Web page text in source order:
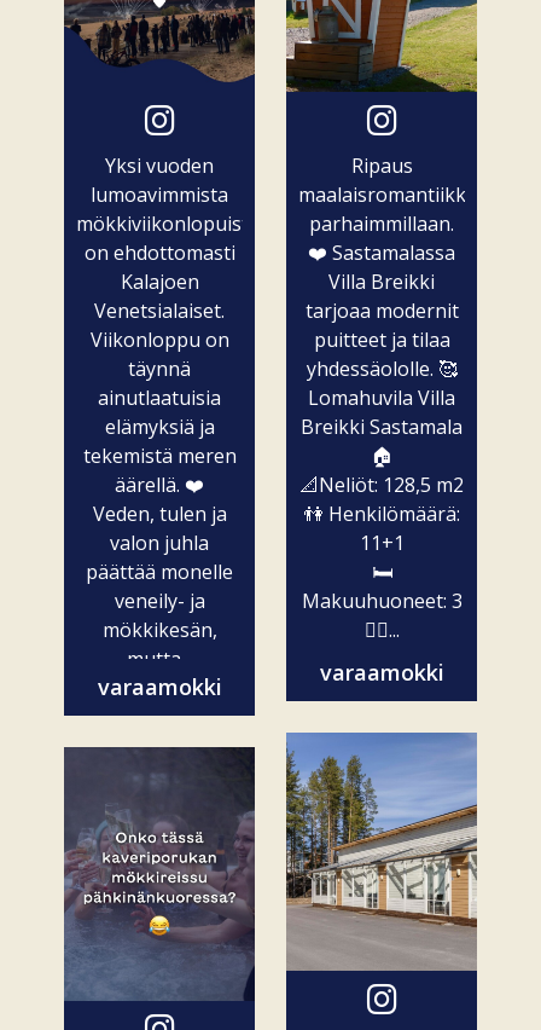
Yksi vuoden
lumoavimmista
mökkiviikonlopuista
on ehdottomasti
Kalajoen
Venetsialaiset.
Viikonloppu on
täynnä
ainutlaatuisia
elämyksiä ja
tekemistä meren
äärellä. ❤️
Veden, tulen ja
valon juhla
päättää monelle
veneily- ja
mökkikesän,
mutta...
varaamokki
Ripaus
maalaisromantiikkaa
parhaimmillaan.
❤️ Sastamalassa
Villa Breikki
tarjoaa modernit
puitteet ja tilaa
yhdessäololle. 🥰
Lomahuvila Villa
Breikki Sastamala
🏠
📐Neliöt: 128,5 m2
👫 Henkilömäärä:
11+1
🛏️
Makuuhuoneet: 3
🧖‍♀️...
varaamokki